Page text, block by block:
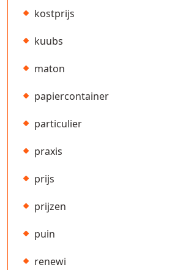
kostprijs
kuubs
maton
papiercontainer
particulier
praxis
prijs
prijzen
puin
renewi